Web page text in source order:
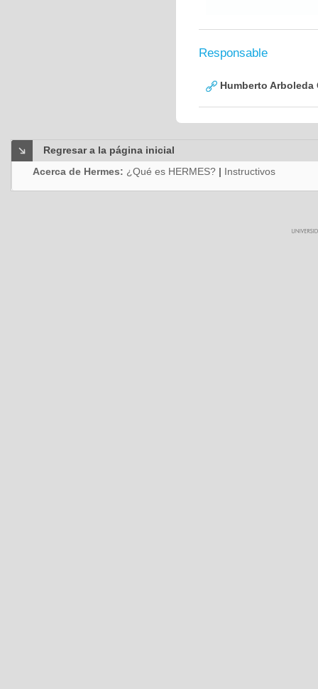
Responsable
Humberto Arboleda
Regresar a la página inicial
Acerca de Hermes: ¿Qué es HERMES? | Instructivos